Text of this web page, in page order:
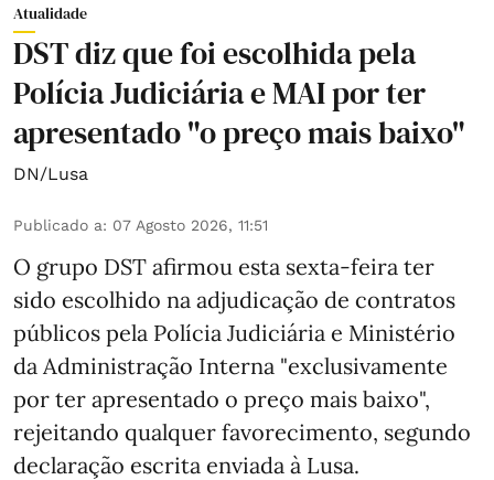
Atualidade
DST diz que foi escolhida pela
Polícia Judiciária e MAI por ter
apresentado "o preço mais baixo"
DN/Lusa
Publicado a: 07 Agosto 2026, 11:51
O grupo DST afirmou esta sexta-feira ter
sido escolhido na adjudicação de contratos
públicos pela Polícia Judiciária e Ministério
da Administração Interna "exclusivamente
por ter apresentado o preço mais baixo",
rejeitando qualquer favorecimento, segundo
declaração escrita enviada à Lusa.